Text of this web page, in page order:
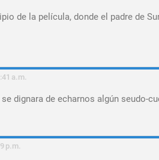
de la película, donde el padre de
a.m.
dignara de echarnos algún seudo-
p.m.